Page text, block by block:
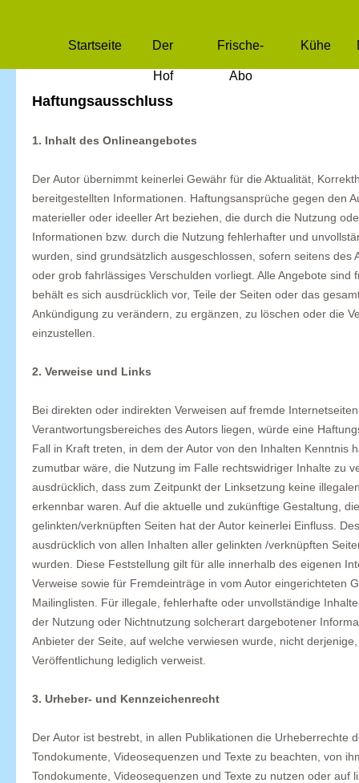
Startseite Der
Hof
Frische-
Abo
Kühe
Haftungsausschluss
1. Inhalt des Onlineangebotes
Der Autor übernimmt keinerlei Gewähr für die Aktualität,
bereitgestellten Informationen. Haftungsansprüche gegen den
materieller oder ideeller Art beziehen, die durch die Nutzung
Informationen bzw. durch die Nutzung fehlerhafter und
wurden, sind grundsätzlich ausgeschlossen, sofern seitens des
oder grob fahrlässiges Verschulden vorliegt. Alle Angebote sind
behält es sich ausdrücklich vor, Teile der Seiten oder das
Ankündigung zu verändern, zu ergänzen, zu löschen oder die
einzustellen.
2. Verweise und Links
Bei direkten oder indirekten Verweisen auf fremde
Verantwortungsbereiches des Autors liegen, würde eine
Fall in Kraft treten, in dem der Autor von den Inhalten Kenntnis
zumutbar wäre, die Nutzung im Falle rechtswidriger Inhalte zu
ausdrücklich, dass zum Zeitpunkt der Linksetzung keine
erkennbar waren. Auf die aktuelle und zukünftige Gestaltung,
gelinkten/verknüpften Seiten hat der Autor keinerlei Einfluss.
ausdrücklich von allen Inhalten aller gelinkten /verknüpften
wurden. Diese Feststellung gilt für alle innerhalb des eigenen
Verweise sowie für Fremdeinträge in vom Autor eingerichteten
Mailinglisten. Für illegale, fehlerhafte oder unvollständige
der Nutzung oder Nichtnutzung solcherart dargebotener
Anbieter der Seite, auf welche verwiesen wurde, nicht
Veröffentlichung lediglich verweist.
3. Urheber- und Kennzeichenrecht
Der Autor ist bestrebt, in allen Publikationen die Urheberrechte
Tondokumente, Videosequenzen und Texte zu beachten, von
Tondokumente, Videosequenzen und Texte zu nutzen oder auf